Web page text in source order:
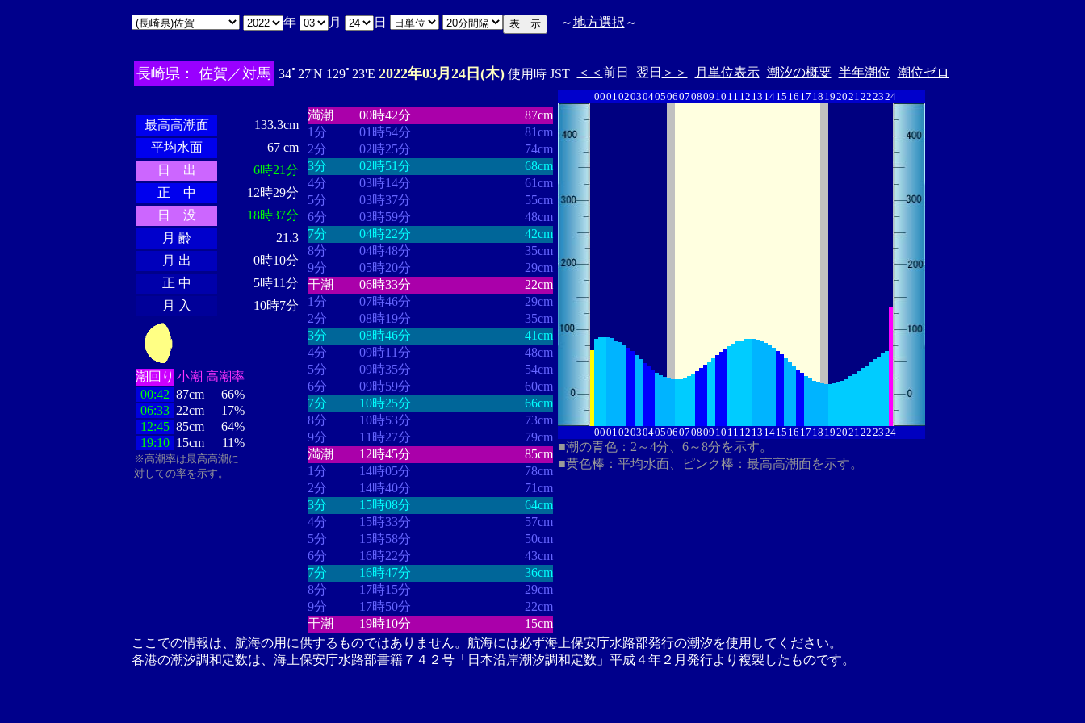
年 月 日 ～地方選択 ～
長崎県： 佐賀／対馬 34ﾟ27'N 129ﾟ23'E 2022年03月24日(木)使用時 JST ＜＜ 前日 翌日 ＞＞ 月単位表示 潮汐の概要 半年潮位 潮位ゼロ
最高高潮面
133.3cm
平均水面
67 cm
日 出
6時21分
正 中
12時29分
日 没
18時37分
月 齢
21.3
月 出
0時10分
正 中
5時11分
月 入
10時7分
潮回り 小潮 高潮率
00:42 87cm
66%
06:33 22cm
17%
12:45 85cm
64%
19:10 15cm 11%
※高潮率は最高高潮に
対しての率を示す。
満潮
00時42分
87cm
1分
01時54分
81cm
2分
02時25分
74cm
3分
02時51分
68cm
4分
03時14分
61cm
5分
03時37分
55cm
6分
03時59分
48cm
7分
04時22分
42cm
8分
04時48分
35cm
9分
05時20分
29cm
干潮
06時33分
22cm
1分
07時46分
29cm
2分
08時19分
35cm
3分
08時46分
41cm
4分
09時11分
48cm
5分
09時35分
54cm
6分
09時59分
60cm
7分
10時25分
66cm
8分
10時53分
73cm
9分
11時27分
79cm
満潮
12時45分
85cm
1分
14時05分
78cm
2分
14時40分
71cm
3分
15時08分
64cm
4分
15時33分
57cm
5分
15時58分
50cm
6分
16時22分
43cm
7分
16時47分
36cm
8分
17時15分
29cm
9分
17時50分
22cm
干潮
19時10分 15cm
00010203040506070809 10 11 12 13 1415 16 17 18 192021222324
00010203040506070809 10 11 12 13 1415 16 17 18 192021222324
■潮の青色：2～4分、6～8分を示す。
■黄色棒：平均水面、ピンク棒：最高高潮面を示す。
ここでの情報は、航海の用に供するものではありません。航海には必ず海上保安庁水路部発行の潮汐を使用してください。
各港の潮汐調和定数は、海上保安庁水路部書籍７４２号「日本沿岸潮汐調和定数」平成４年２月発行より複製したものです。